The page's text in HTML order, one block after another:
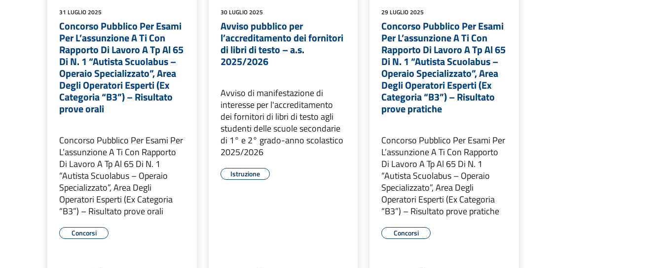
31 LUGLIO 2025
Concorso Pubblico Per Esami
Per L’assunzione A Ti Con
Rapporto Di Lavoro A Tp Al 65
Di N. 1 “Autista Scuolabus –
Operaio Specializzato”, Area
Degli Operatori Esperti (Ex
Categoria “B3”) – Risultato
prove orali
Concorso Pubblico Per Esami Per
L’assunzione A Ti Con Rapporto
Di Lavoro A Tp Al 65 Di N. 1
“Autista Scuolabus – Operaio
Specializzato”, Area Degli
Operatori Esperti (Ex Categoria
“B3”) – Risultato prove orali
Concorsi
30 LUGLIO 2025
Avviso pubblico per
l’accreditamento dei fornitori
di libri di testo – a.s.
2025/2026
Avviso di manifestazione di
interesse per l'accreditamento
dei fornitori di libri di testo agli
studenti delle scuole secondarie
di 1° e 2° grado-anno scolastico
2025/2026
Istruzione
29 LUGLIO 2025
Concorso Pubblico Per Esami
Per L’assunzione A Ti Con
Rapporto Di Lavoro A Tp Al 65
Di N. 1 “Autista Scuolabus –
Operaio Specializzato”, Area
Degli Operatori Esperti (Ex
Categoria “B3”) – Risultato
prove pratiche
Concorso Pubblico Per Esami Per
L’assunzione A Ti Con Rapporto
Di Lavoro A Tp Al 65 Di N. 1
“Autista Scuolabus – Operaio
Specializzato”, Area Degli
Operatori Esperti (Ex Categoria
“B3”) – Risultato prove pratiche
Concorsi